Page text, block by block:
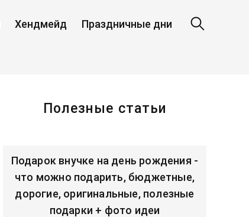
Хендмейд Праздничные дни
Полезные статьи
Подарок внучке на день рождения -
что можно подарить, бюджетные,
дорогие, оригинальные, полезные
подарки + фото идеи